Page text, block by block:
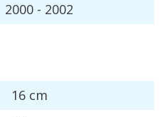
2000 - 2002
16 cm